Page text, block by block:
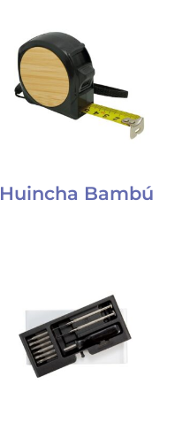
Huincha Bambú